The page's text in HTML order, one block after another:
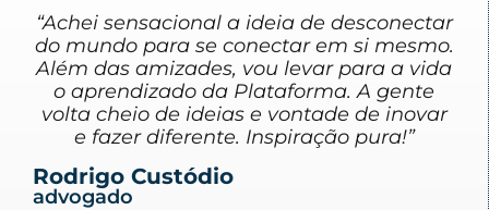
“Achei sensacional a ideia de desconectar
do mundo para se conectar em si mesmo.
Além das amizades, vou levar para a vida
o aprendizado da Plataforma. A gente
volta cheio de ideias e vontade de inovar
e fazer diferente. Inspiração pura!”
Rodrigo Custódio
advogado